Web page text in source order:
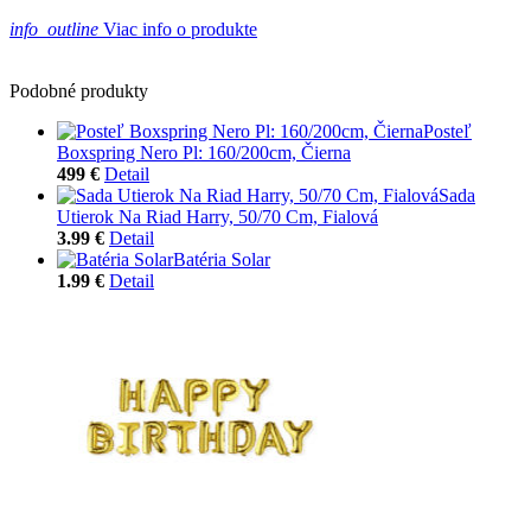
info_outline Viac info o produkte
Podobné produkty
Posteľ
Boxspring Nero Pl: 160/200cm, Čierna
499 € Detail
Sada
Utierok Na Riad Harry, 50/70 Cm, Fialová
3.99 € Detail
Batéria Solar
1.99 € Detail